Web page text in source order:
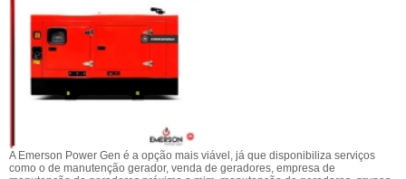
A Emerson Power Gen é a opção mais viável, já que disponibiliza serviços
como o de manutenção gerador, venda de geradores, empresa de